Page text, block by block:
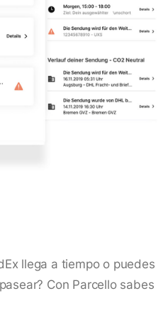
llega a tiempo o puedes
Con Parcello sabes